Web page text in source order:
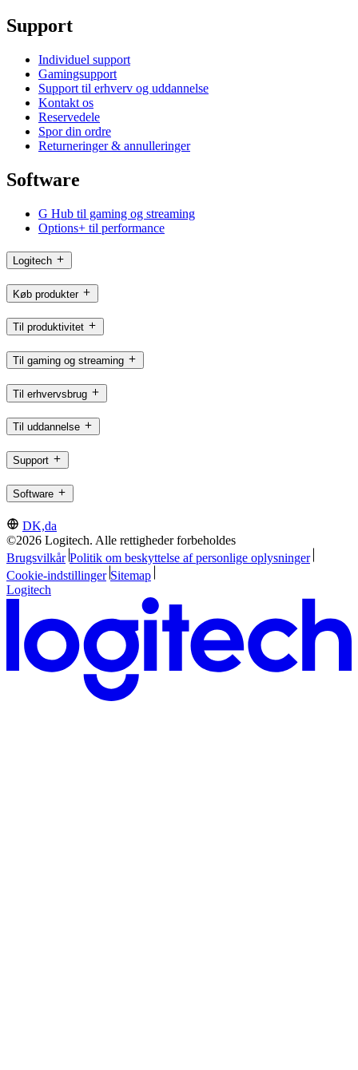
Support
Individuel support
Gamingsupport
Support til erhverv og uddannelse
Kontakt os
Reservedele
Spor din ordre
Returneringer & annulleringer
Software
G Hub til gaming og streaming
Options+ til performance
Logitech
Køb produkter
Til produktivitet
Til gaming og streaming
Til erhvervsbrug
Til uddannelse
Support
Software
DK,da
©2026 Logitech. Alle rettigheder forbeholdes
Brugsvilkår Politik om beskyttelse af personlige oplysninger
Cookie-indstillinger Sitemap
Logitech